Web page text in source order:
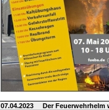
07.04.2023 Der